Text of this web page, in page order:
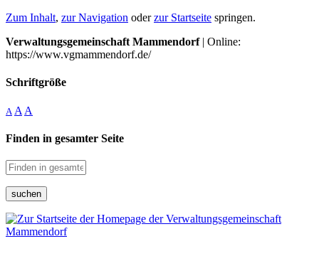
Zum Inhalt, zur Navigation oderzur Startseite springen.
Verwaltungsgemeinschaft Mammendorf| Online:
https://www.vgmammendorf.de/
Schriftgröße
A A A
Finden in gesamter Seite
suchen